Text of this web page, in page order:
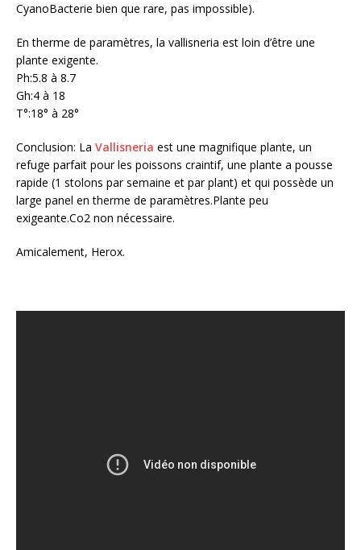
CyanoBacterie bien que rare, pas impossible).
En therme de paramètres, la vallisneria est loin d’être une
plante exigente.
Ph:5.8 à 8.7
Gh:4 à 18
T°:18° à 28°
Conclusion: La Vallisneria est une magnifique plante, un
refuge parfait pour les poissons craintif, une plante a pousse
rapide (1 stolons par semaine et par plant) et qui possède un
large panel en therme de paramètres.Plante peu
exigeante.Co2 non nécessaire.
Amicalement, Herox.